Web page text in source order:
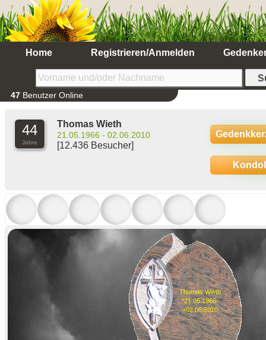
Home Registrieren/Anmelden
47 Benutzer Online
44
Jahre
Thomas Wieth
21.05.1966 - 02.06.2010
[12.436 Besucher]
Thomas Wieth
*21.05.1966-
+02.06.2010